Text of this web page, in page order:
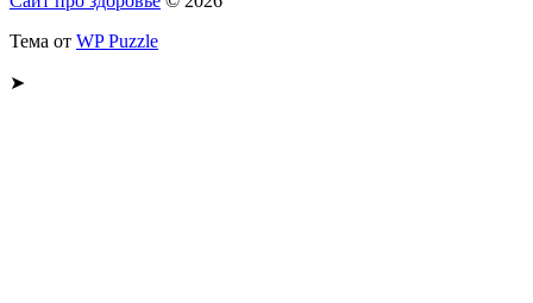
Тема от WP Puzzle
➤